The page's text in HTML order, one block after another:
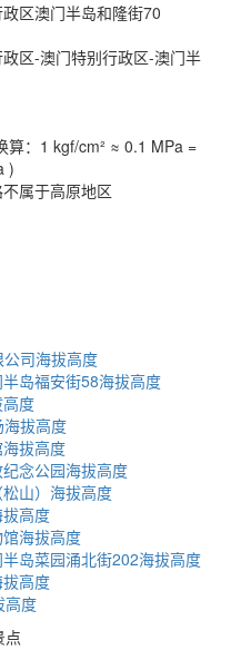
区澳门半岛和隆街70
区-澳门特别行政区-澳门半
算：1 kgf/cm² ≈ 0.1 MPa =
)
属于高原地区
司海拔高度
岛福安街58海拔高度
度
海拔高度
拔高度
念公园海拔高度
山）海拔高度
高度
海拔高度
岛菜园涌北街202海拔高度
高度
高度
点